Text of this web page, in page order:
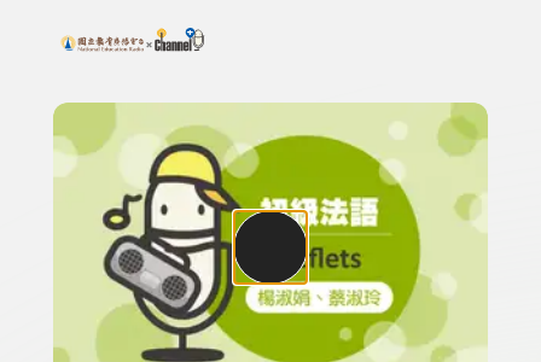
上方功能區塊
搜尋關鍵字：可輸入節目名稱、主持人或關鍵字